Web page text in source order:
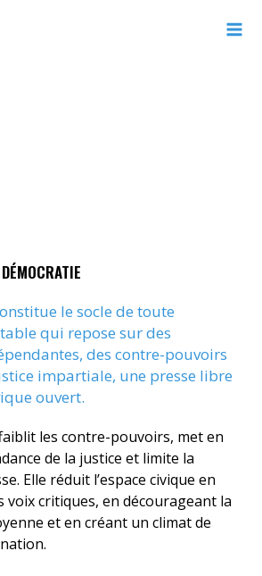
le socle de toute
qui repose sur des
des contre-pouvoirs
impartiale, une presse libre
ouvert.
les contre-pouvoirs, met en
de la justice et limite la
Elle réduit l’espace civique en
voix critiques, en décourageant la
et en créant un climat de